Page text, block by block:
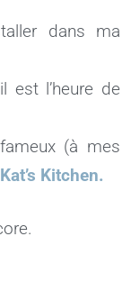
dans ma
est l’heure de
(à mes
Kat’s Kitchen.